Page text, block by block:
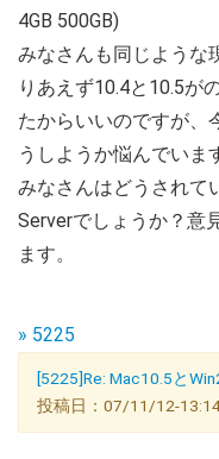
4GB 500GB)
みなさんも同じような
りあえず10.4と10.5が
たからいいのですが、
うしようか悩んでいま
みなさんはどうされて
Serverでしょうか？意
ます。
» 5225
[5225]Re: Mac10.5と
投稿日：07/11/12-